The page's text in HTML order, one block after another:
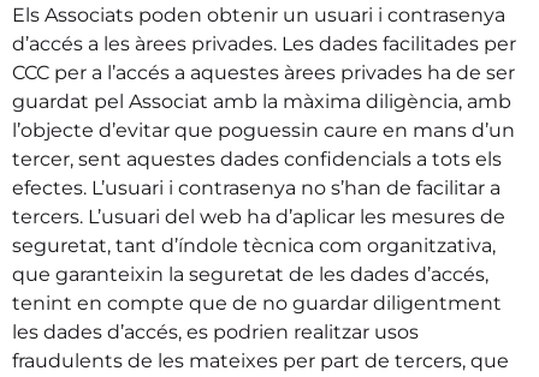
Els Associats poden obtenir un usuari i contrasenya
d’accés a les àrees privades. Les dades facilitades per
CCC per a l’accés a aquestes àrees privades ha de ser
guardat pel Associat amb la màxima diligència, amb
l’objecte d’evitar que poguessin caure en mans d’un
tercer, sent aquestes dades confidencials a tots els
efectes. L’usuari i contrasenya no s’han de facilitar a
tercers. L’usuari del web ha d’aplicar les mesures de
seguretat, tant d’índole tècnica com organitzativa,
que garanteixin la seguretat de les dades d’accés,
tenint en compte que de no guardar diligentment
les dades d’accés, es podrien realitzar usos
fraudulents de les mateixes per part de tercers, que